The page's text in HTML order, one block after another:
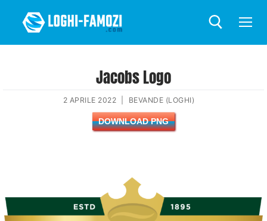
Jacobs Logo
2 APRILE 2022 BEVANDE (LOGHI)
DOWNLOAD PNG